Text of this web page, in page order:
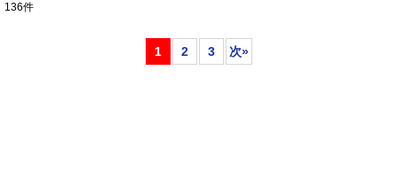
136件
1 2 3 次»